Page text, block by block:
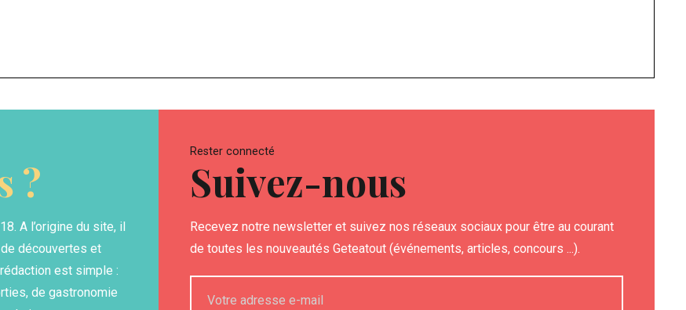
?
A l’origine du site, il
découvertes et
est simple :
de gastronomie
Rester connecté
Suivez-nous
Recevez notre newsletter et suivez nos réseaux sociaux pour être au courant
de toutes les nouveautés Geteatout (événements, articles, concours ...).